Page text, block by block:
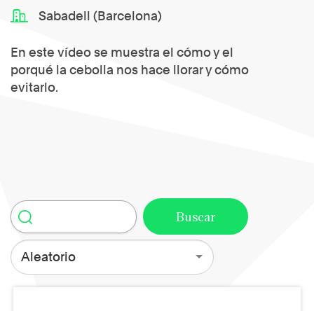
Sabadell (Barcelona)
En este vídeo se muestra el cómo y el
porqué la cebolla nos hace llorar y cómo
evitarlo.
Aleatorio